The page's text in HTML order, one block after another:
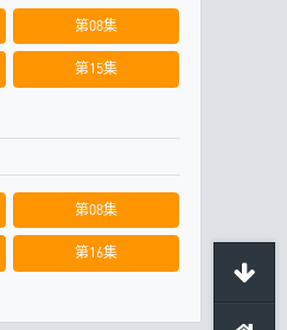
第08集
第15集
第08集
第16集